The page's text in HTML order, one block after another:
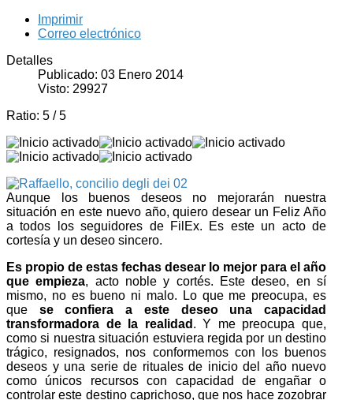
Imprimir
Correo electrónico
Detalles
Publicado: 03 Enero 2014
Visto: 29927
Ratio: 5 /5
Aunque los buenos deseos no mejorarán nuestra
situación en este nuevo año, quiero desear un Feliz Año
a todos los seguidores de FilEx. Es este un acto de
cortesía y un deseo sincero.
Es propio de estas fechas desear lo mejor para el año
que empieza, acto noble y cortés. Este deseo, en sí
mismo, no es bueno ni malo. Lo que me preocupa, es
que se confiera a este deseo una capacidad
transformadora de la realidad . Y me preocupa que,
como si nuestra situación estuviera regida por un destino
trágico, resignados, nos conformemos con los buenos
deseos y una serie de rituales de inicio del año nuevo
como únicos recursos con capacidad de engañar o
controlar este destino caprichoso, que nos hace zozobrar